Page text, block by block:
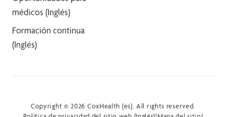
médicos (Inglés)
Formación continua
(Inglés)
Copyright © 2026 CoxHealth (es). All rights reserved.